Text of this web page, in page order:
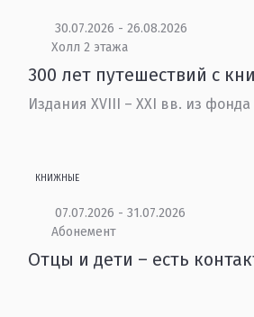
30.07.2026 - 26.08.2026
Холл 2 этажа
300 лет путешествий с
Издания XVIII – XXI вв. из
КНИЖНЫЕ
07.07.2026 - 31.07.2026
Абонемент
Отцы и дети – есть